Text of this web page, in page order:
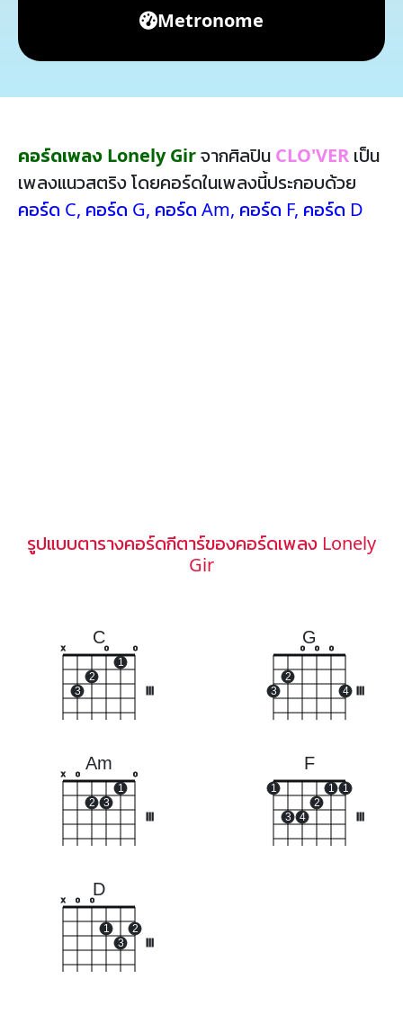
Metronome
คอร์ดเพลง Lonely Girจากศิลปิน CLO'VER เป็น
เพลงแนวสตริง โดยคอร์ดในเพลงนี้ประกอบด้วย
คอร์ด C, คอร์ด G, คอร์ด Am, คอร์ด F, คอร์ด D
รูปแบบตารางคอร์ดกีตาร์ของคอร์ดเพลง Lonely
Gir
C
x
3
2
o
1
o
G
3
2
o o o
4
Am
x o
2 3
1
o
F
1
3 4
2
1 1
D
x o o
1
3
2